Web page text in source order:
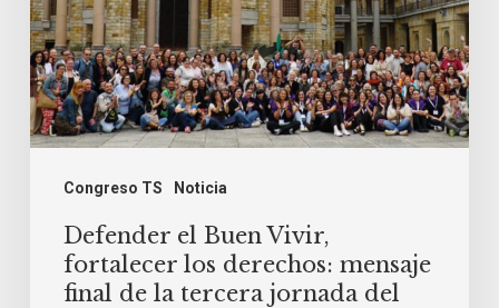
Congreso TS Noticia
de
la
tercera
jornada
Defender el Buen Vivir,
fortalecer los derechos: mensaje
final de la tercera jornada del